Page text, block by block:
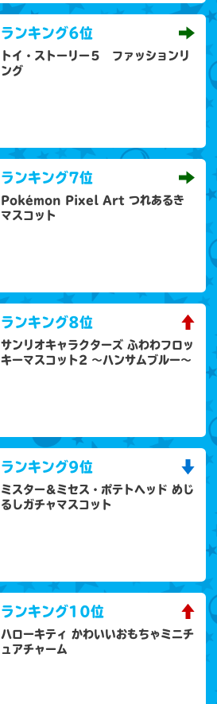
ランキング6位
トイ・ストーリー５ ファッションリ
ング
ランキング7位
Pokémon Pixel Art つれあるき
マスコット
ランキング8位
サンリオキャラクターズ ふわわフロッ
キーマスコット2 ～ハンサムブルー～
ランキング9位
ミスター＆ミセス・ポテトヘッド めじ
るしガチャマスコット
ランキング10位
ハローキティ かわいいおもちゃミニチ
ュアチャーム